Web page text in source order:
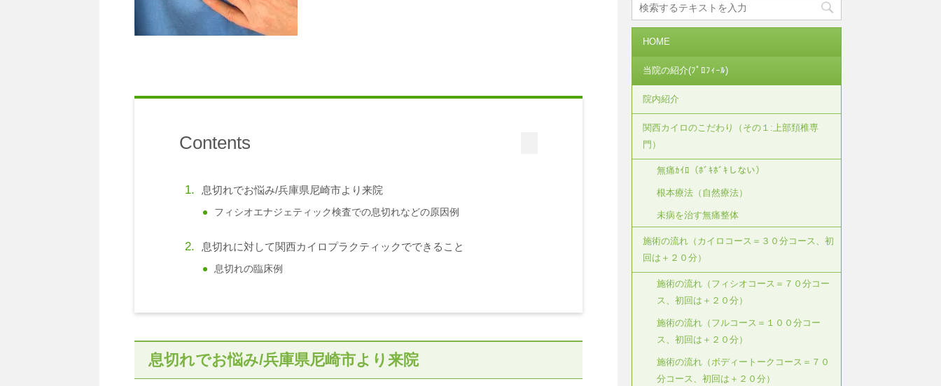
Contents
息切れでお悩み/兵庫県尼崎市より来院
フィシオエナジェティック検査での息切れなどの原因例
息切れに対して関西カイロプラクティックでできること
息切れの臨床例
息切れでお悩み/兵庫県尼崎市より来院
HOME
当院の紹介(ﾌﾟﾛﾌｨｰﾙ)
院内紹介
関西カイロのこだわり（その１:上部頚椎専
門）
無痛ｶｲﾛ（ﾎﾞｷﾎﾞｷしない）
根本療法（自然療法）
未病を治す無痛整体
施術の流れ（カイロコース＝３０分コース、初
回は＋２０分）
施術の流れ（フィシオコース＝７０分コー
ス、初回は＋２０分）
施術の流れ（フルコース＝１００分コー
ス、初回は＋２０分）
施術の流れ（ボディートークコース＝７０
分コース、初回は＋２０分）